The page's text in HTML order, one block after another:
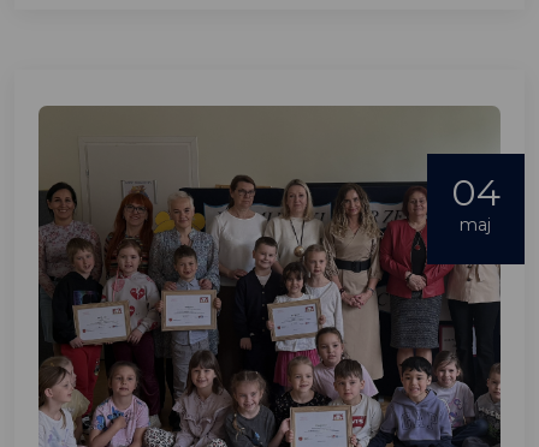
04
maj